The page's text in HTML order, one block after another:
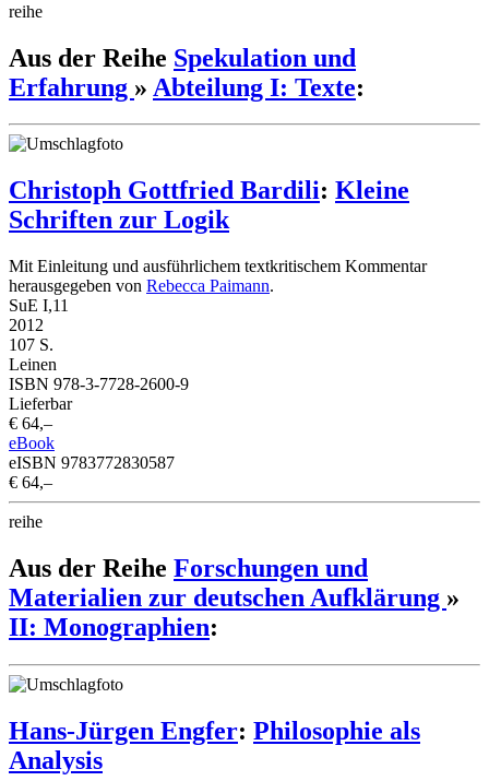
reihe
Aus der Reihe Spekulation und
Erfahrung » Abteilung I: Texte:
Christoph Gottfried Bardili: Kleine
Schriften zur Logik
Mit Einleitung und ausführlichem textkritischem Kommentar
herausgegeben von Rebecca Paimann.
SuE I,11
2012
107 S.
Leinen
ISBN 978-3-7728-2600-9
Lieferbar
€ 64,–
eBook
eISBN 9783772830587
€ 64,–
reihe
Aus der Reihe Forschungen und
Materialien zur deutschen Aufklärung »
II: Monographien:
Hans-Jürgen Engfer: Philosophie als
Analysis